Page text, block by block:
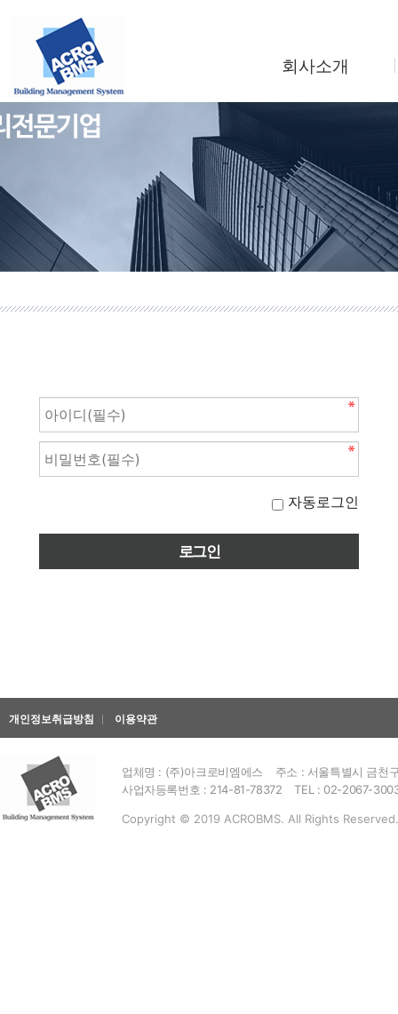
회사소개
조직도
사업소개
찾아오시는길
자동로그인
개인정보취급방침 이용약관
업체명 : (주)아크로비엠에스
주소 : 서울특별시 금천
사업자등록번호 : 214-81-78372
TEL : 02-2067-
Copyright © 2019 ACROBMS. All Rights Reserved.